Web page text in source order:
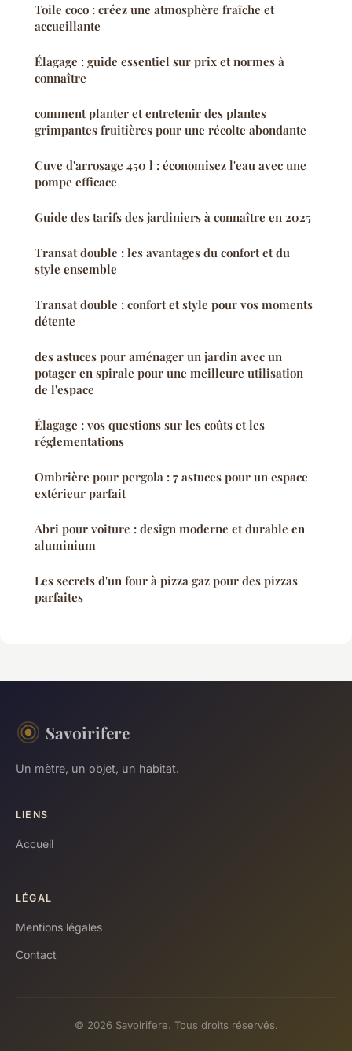
Toile coco : créez une atmosphère fraîche et
accueillante
Élagage : guide essentiel sur prix et normes à
connaître
comment planter et entretenir des plantes
grimpantes fruitières pour une récolte abondante
Cuve d'arrosage 450 l : économisez l'eau avec une
pompe efficace
Guide des tarifs des jardiniers à connaître en 2025
Transat double : les avantages du confort et du
style ensemble
Transat double : confort et style pour vos moments
détente
des astuces pour aménager un jardin avec un
potager en spirale pour une meilleure utilisation
de l'espace
Élagage : vos questions sur les coûts et les
réglementations
Ombrière pour pergola : 7 astuces pour un espace
extérieur parfait
Abri pour voiture : design moderne et durable en
aluminium
Les secrets d'un four à pizza gaz pour des pizzas
parfaites
Savoirifere
Un mètre, un objet, un habitat.
LIENS
Accueil
LÉGAL
Mentions légales
Contact
© 2026 Savoirifere. Tous droits réservés.